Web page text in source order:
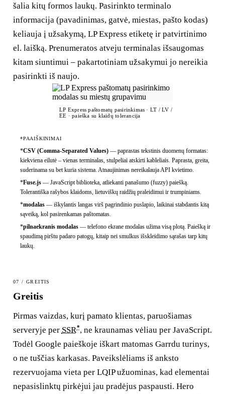
šalia kitų formos laukų. Pasirinkto terminalo
informacija (pavadinimas, gatvė, miestas, pašto kodas)
keliauja į užsakymą, LP Express etiketę ir patvirtinimo
el. laišką. Prenumeratos atveju terminalas išsaugomas
kitam siuntimui – pakartotiniam užsakymui jo nereikia
pasirinkti iš naujo.
LP Express paštomatų pasirinkimas · LT / LV /
EE · paieška su klaidų tolerancija
*PAAIŠKINIMAI
*CSV (Comma-Separated Values)— paprastas tekstinis duomenų formatas:
kiekviena eilutė – vienas terminalas, stulpeliai atskirti kableliais. Paprasta, greita,
suderinama su bet kuria sistema. Atnaujinimas nereikalauja API kvietimo.
*Fuse.js— JavaScript biblioteka, atliekanti panašumo (fuzzy) paiešką.
Tolerantiška rašybos klaidoms, lietuviškų raidžių praleidimui ir trumpiniams.
*modalas— iškylantis langas virš pagrindinio puslapio, laikinai stabdantis kitą
sąveiką, kol pasirenkamas paštomatas.
*pilnaekranis modalas— telefono ekrane modalas užima visą plotą. Paiešką ir
spaudimą pirštu padaro patogų, kitaip nei smulkus išskleidimo sąrašas tarp kitų
laukų.
07 / GREITIS
Greitis
Pirmas vaizdas, kurį pamato klientas, paruošiamas
serveryje per SSR*, ne kraunamas vėliau per JavaScript.
Todėl Google paieškoje iškart matomas Garrdu turinys,
o ne tuščias karkasas. Paveikslėliams iš anksto
rezervuojama vieta per LQIP užuominas, kad elementai
nepasislinktų pirkėjui jau pradėjus paspausti. Hero